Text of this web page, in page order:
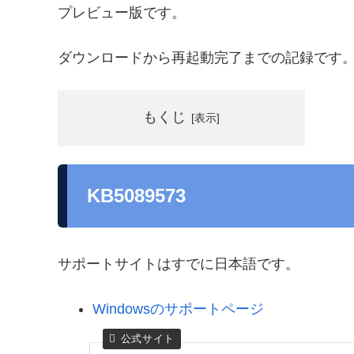
プレビュー版です。
ダウンロードから再起動完了までの記録です
もくじ
KB5089573
サポートサイトはすでに日本語です。
Windowsのサポートページ